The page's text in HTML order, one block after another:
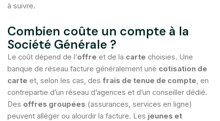
à suivre.
Combien coûte un compte à la
Société Générale ?
Le coût dépend de l’offre et de la carte choisies. Une
banque de réseau facture généralement une cotisation de
carte et, selon les cas, des frais de tenue de compte, en
contrepartie d’un réseau d’agences et d’un conseiller dédié.
Des offres groupées (assurances, services en ligne)
peuvent alléger ou alourdir la facture. Les jeunes et